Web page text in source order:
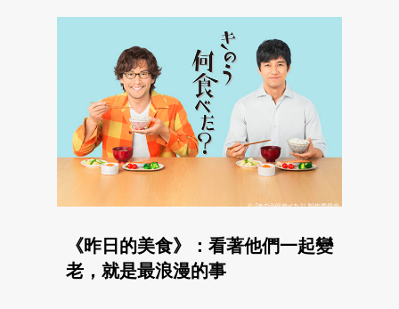
《昨日的美食》：看著他們一起變
老，就是最浪漫的事